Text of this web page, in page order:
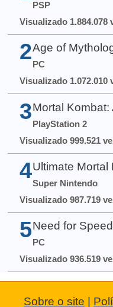
PSP
Visualizado 1.884.078
2 Age of
PC
Visualizado 1.072.010
3 Mortal
PlayStation 2
Visualizado 999.521
4 Ultimate Mortal
Super Nintendo
Visualizado 987.719
5 Need for
PC
Visualizado 936.519
Sobre o site